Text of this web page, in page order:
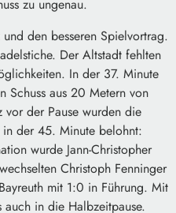
zu ungenau.
den besseren Spielvortrag.
Der Altstadt fehlten
In der 37. Minute
Schuss aus 20 Metern von
vor der Pause wurden die
in der 45. Minute belohnt:
wurde Jann-Christopher
Christoph Fenninger
mit 1:0 in Führung. Mit
auch in die Halbzeitpause.